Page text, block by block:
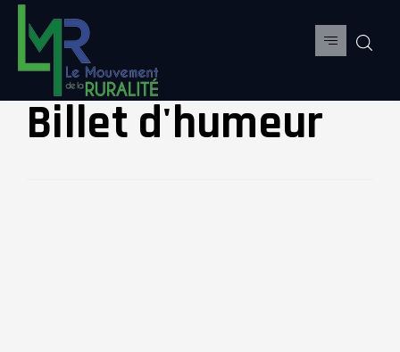
Billet d'humeur